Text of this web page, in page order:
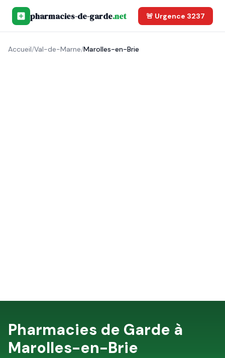
pharmacies-de-garde.net 🚨 Urgence 3237
Accueil/Val-de-Marne/Marolles-en-Brie
Pharmacies de Garde à
Marolles-en-Brie